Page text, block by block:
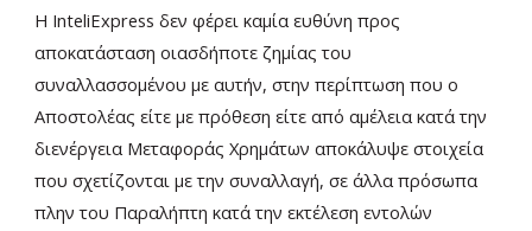
H InteliExpress δεν φέρει καμία ευθύνη προς
αποκατάσταση οιασδήποτε ζημίας του
συναλλασσομένου με αυτήν, στην περίπτωση που ο
Αποστολέας είτε με πρόθεση είτε από αμέλεια κατά την
διενέργεια Μεταφοράς Χρημάτων αποκάλυψε στοιχεία
που σχετίζονται με την συναλλαγή, σε άλλα πρόσωπα
πλην του Παραλήπτη κατά την εκτέλεση εντολών